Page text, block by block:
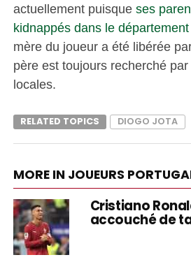
actuellement puisque ses
kidnappés dans le
mère du joueur a été libérée
père est toujours recherché
locales.
RELATED TOPICS DIOGO JOTA
MORE IN JOUEURS
Cristiano
accouché de